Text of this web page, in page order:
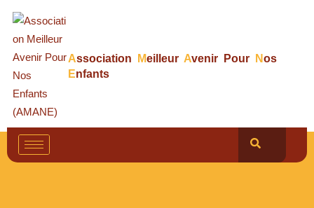
Association Meilleur Avenir Pour Nos
Enfants